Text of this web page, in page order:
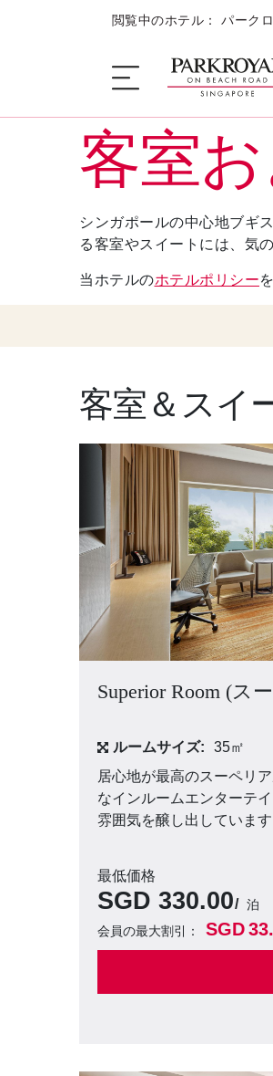
閲覧中のホテル： パーク
ホテル概要
睡眠
エンジョイ
お祝い
パン パシフィッ
ー
パークロイヤル ビーチ
ロード シンガポール
グローバルホームページに戻
客室
シンガポールの中心地ブギ
る客室やスイートには、気
当ホテルのホテルポリシー
客室＆スイ
Superior Room (ス
ルームサイズ:
35㎡
居心地が最高のスーペリ
なインルームエンターテ
雰囲気を醸し出しています
最低価格
SGD 330.00
泊
会員の最大割引：
SGD